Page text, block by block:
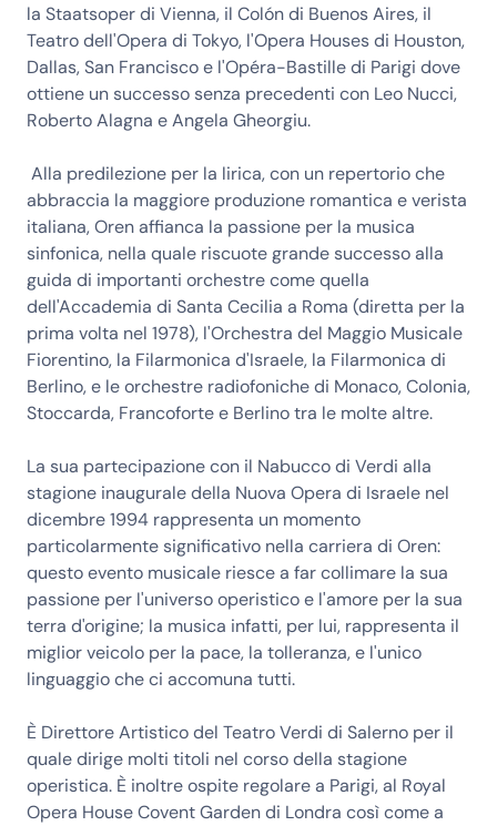
la Staatsoper di Vienna, il Colón di Buenos Aires, il
Teatro dell'Opera di Tokyo, l'Opera Houses di Houston,
Dallas, San Francisco e l'Opéra-Bastille di Parigi dove
ottiene un successo senza precedenti con Leo Nucci,
Roberto Alagna e Angela Gheorgiu.
Alla predilezione per la lirica, con un repertorio che
abbraccia la maggiore produzione romantica e verista
italiana, Oren affianca la passione per la musica
sinfonica, nella quale riscuote grande successo alla
guida di importanti orchestre come quella
dell'Accademia di Santa Cecilia a Roma (diretta per la
prima volta nel 1978), l'Orchestra del Maggio Musicale
Fiorentino, la Filarmonica d'Israele, la Filarmonica di
Berlino, e le orchestre radiofoniche di Monaco, Colonia,
Stoccarda, Francoforte e Berlino tra le molte altre.
La sua partecipazione con il Nabucco di Verdi alla
stagione inaugurale della Nuova Opera di Israele nel
dicembre 1994 rappresenta un momento
particolarmente significativo nella carriera di Oren:
questo evento musicale riesce a far collimare la sua
passione per l'universo operistico e l'amore per la sua
terra d'origine; la musica infatti, per lui, rappresenta il
miglior veicolo per la pace, la tolleranza, e l'unico
linguaggio che ci accomuna tutti.
È Direttore Artistico del Teatro Verdi di Salerno per il
quale dirige molti titoli nel corso della stagione
operistica. È inoltre ospite regolare a Parigi, al Royal
Opera House Covent Garden di Londra così come a